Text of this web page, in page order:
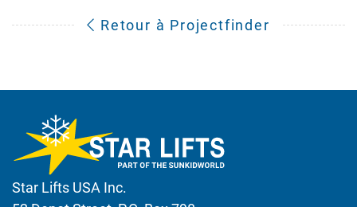
Retour à Projectfinder
Star Lifts USA Inc.